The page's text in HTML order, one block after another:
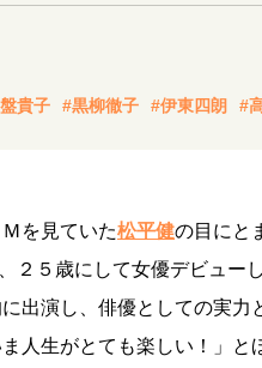
貴子 #黒柳徹子 #伊東四朗 #
を見ていた松平健の目にと
２５歳にして女優デビュー
出演し、俳優としての実力
人生がとても楽しい！」と